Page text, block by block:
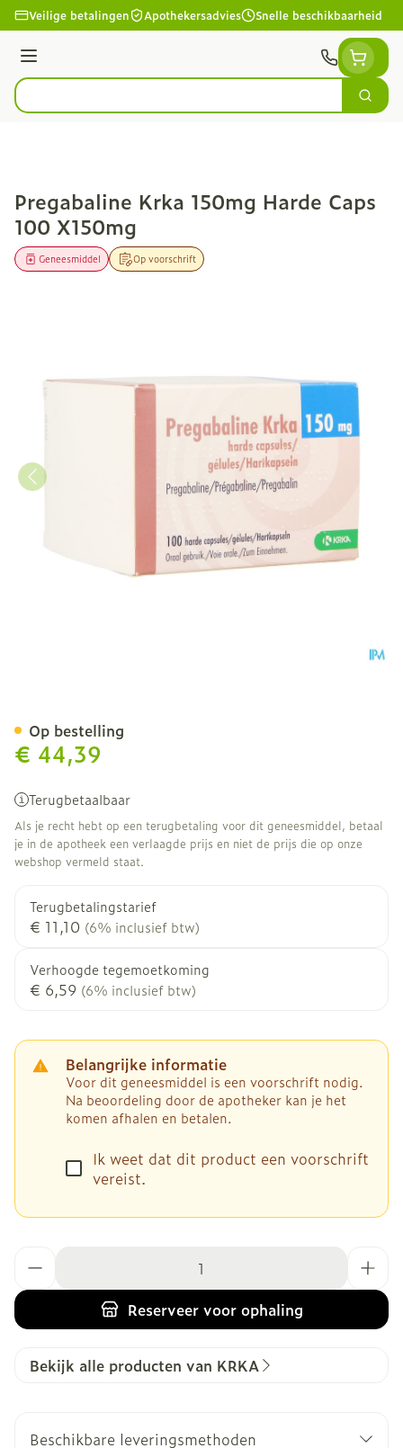
Ga naar de inhoud
Veilige betalingen Apothekersadvies Snelle beschikbaarheid
Menu
Product, merk, categorie...
Zoek
Pregabaline Krka 150mg Harde Caps
100 X150mg
Op voorschrift
Geneesmiddel
€ 44,39
Terugbetaalbaar
Als je recht hebt op een terugbetaling voor dit geneesmiddel, betaal
je in de apotheek een verlaagde prijs en niet de prijs die op onze
webshop vermeld staat.
Terugbetalingstarief
€ 11,10 (6% inclusief btw)
Verhoogde tegemoetkoming
€ 6,59 (6% inclusief btw)
Belangrijke informatie
Voor dit geneesmiddel is een voorschrift nodig.
Na beoordeling door de apotheker kan je het
komen afhalen en betalen.
Ik weet dat dit product een voorschrift
vereist.
Reserveervoor ophaling
Op bestelling
Bekijk alle producten van KRKA
Beschikbare leveringsmethoden